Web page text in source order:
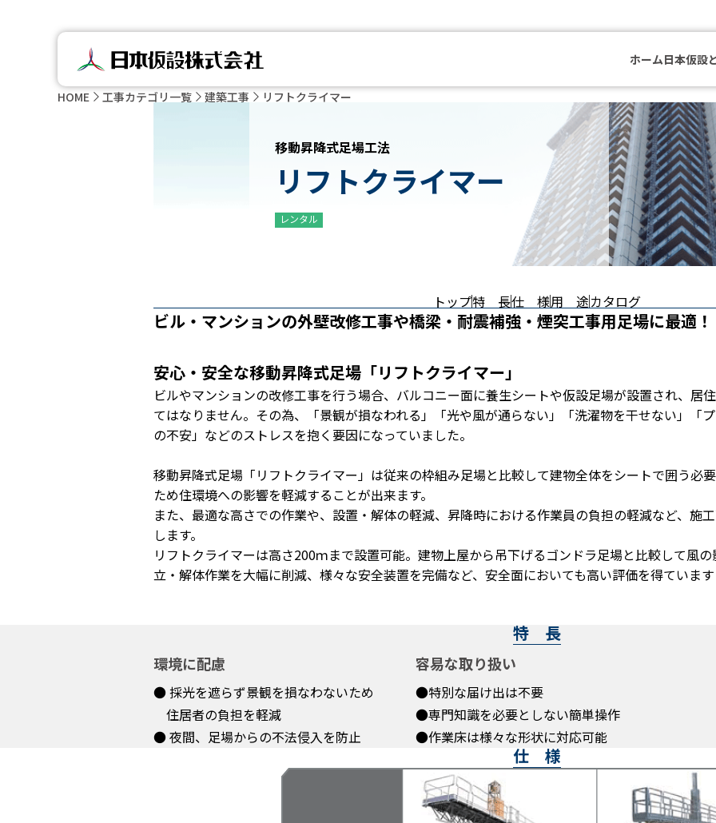
ホーム日本仮設
HOME 工事カテゴリ一覧 建築工事 リフトクライマー
移動昇降式足場工法
リフトクライマー
レンタル
トップ特 長仕 様用 途カタログ
ビル・マンションの外壁改修工事や橋梁・耐震補強・煙突工事用足場に最適！
安心・安全な移動昇降式足場「リフトクライマー」
ビルやマンションの改修工事を行う場合、バルコニー面に養生シートや仮設足場が設置され、居
てはなりません。その為、「景観が損なわれる」「光や風が通らない」「洗濯物を干せない」「
の不安」などのストレスを抱く要因になっていました。
移動昇降式足場「リフトクライマー」は従来の枠組み足場と比較して建物全体をシートで囲う必
ため住環境への影響を軽減することが出来ます。
また、最適な高さでの作業や、設置・解体の軽減、昇降時における作業員の負担の軽減など、施
します。
リフトクライマーは高さ200ｍまで設置可能。建物上屋から吊下げるゴンドラ足場と比較して風
立・解体作業を大幅に削減、様々な安全装置を完備など、安全面においても高い評価を得ていま
特 長
環境に配慮
● 採光を遮らず景観を損なわないため
住居者の負担を軽減
● 夜間、足場からの不法侵入を防止
容易な取り扱い
●特別な届け出は不要
●専門知識を必要としない簡単操作
●作業床は様々な形状に対応可能
仕 様